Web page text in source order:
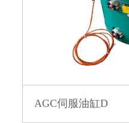
AGC伺服油缸D